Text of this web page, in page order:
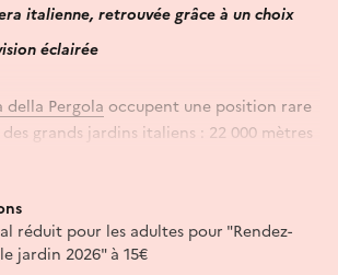
italienne, retrouvée grâce à un choix
éclairée
della Pergola occupent une position rare
grands jardins italiens : 22 000 mètres
sur les typiques terrasses ligures de
donnant sur la Baie du Soleil, avec la mer
à l’horizon permanent.
avec son jardin est devenu au fil du temps
d’inspiration et de mémoire pour
réduit pour les adultes pour "Rendez-
jardin 2026" à 15€